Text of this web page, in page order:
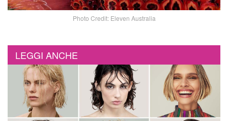
Photo Credit: Eleven Australia
LEGGI ANCHE